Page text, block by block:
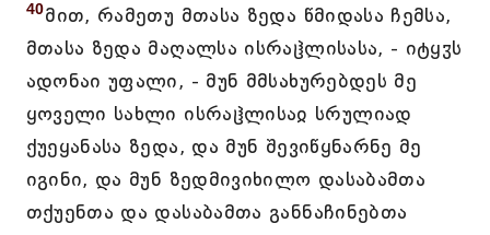
40მით, რამეთუ მთასა ზედა წმიდასა ჩემსა,
მთასა ზედა მაღალსა ისრაჱლისასა, - იტყჳს
ადონაი უფალი, - მუნ მმსახურებდეს მე
ყოველი სახლი ისრაჱლისაჲ სრულიად
ქუეყანასა ზედა, და მუნ შევიწყნარნე მე
იგინი, და მუნ ზედმივიხილო დასაბამთა
თქუენთა და დასაბამთა განნაჩინებთა